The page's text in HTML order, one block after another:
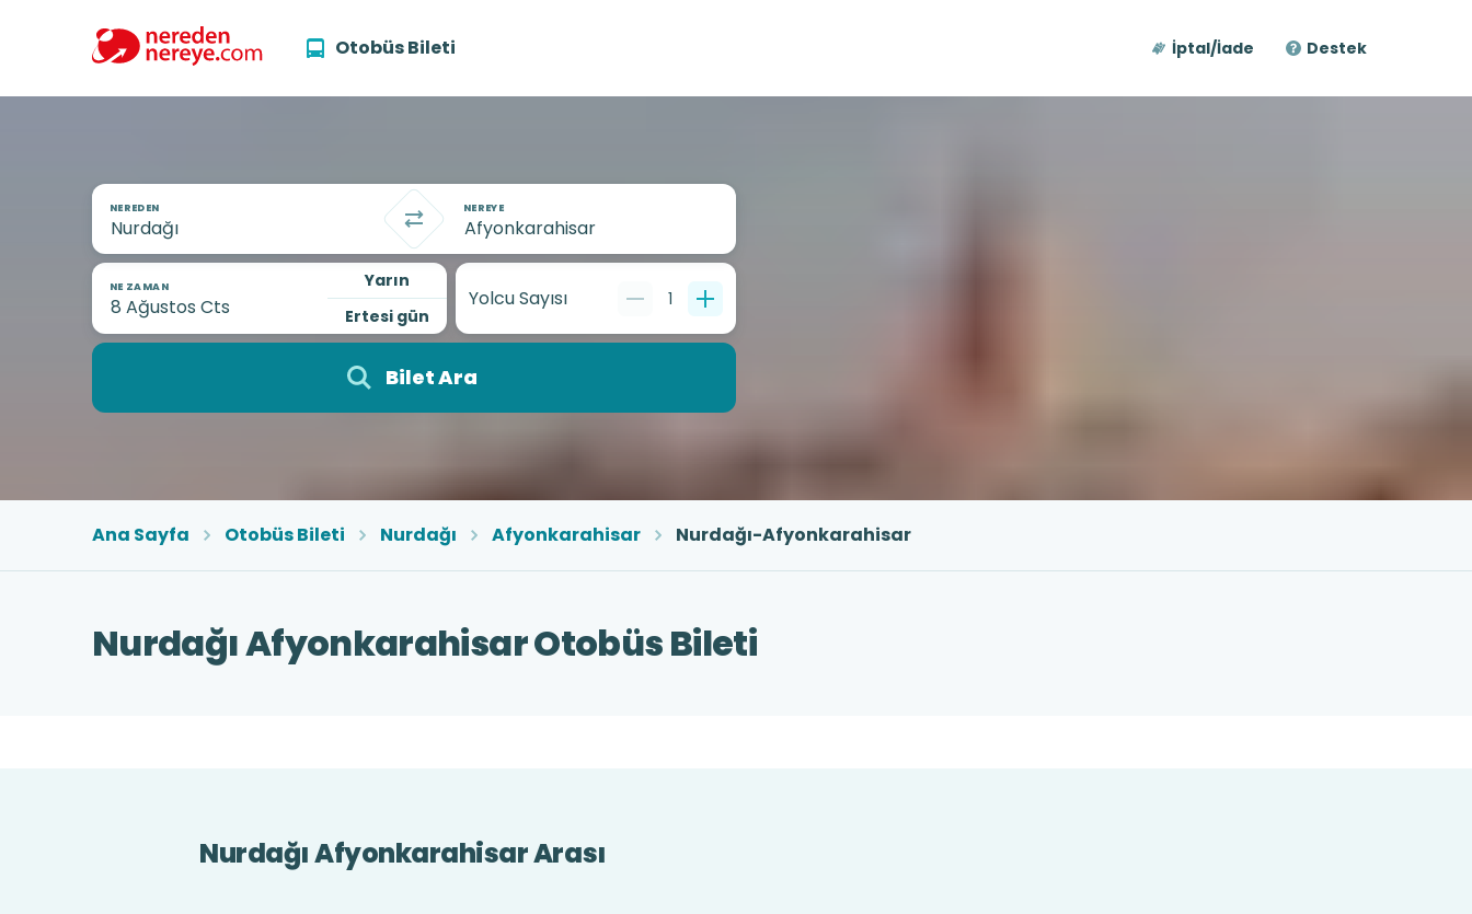
Otobüs Bileti İptal/İade Destek
NEREDEN NEREYE
NE ZAMAN
Yarın
Ertesi gün
Yolcu Sayısı 1
Bilet Ara
Ana Sayfa Otobüs Bileti Nurdağı Afyonkarahisar Nurdağı-Afyonkarahisar
Nurdağı Afyonkarahisar Otobüs Bileti
Nurdağı Afyonkarahisar Arası